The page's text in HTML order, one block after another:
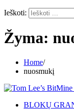
Ieškoti:
Žyma:
Home
nuosmukį
BLOKŲ